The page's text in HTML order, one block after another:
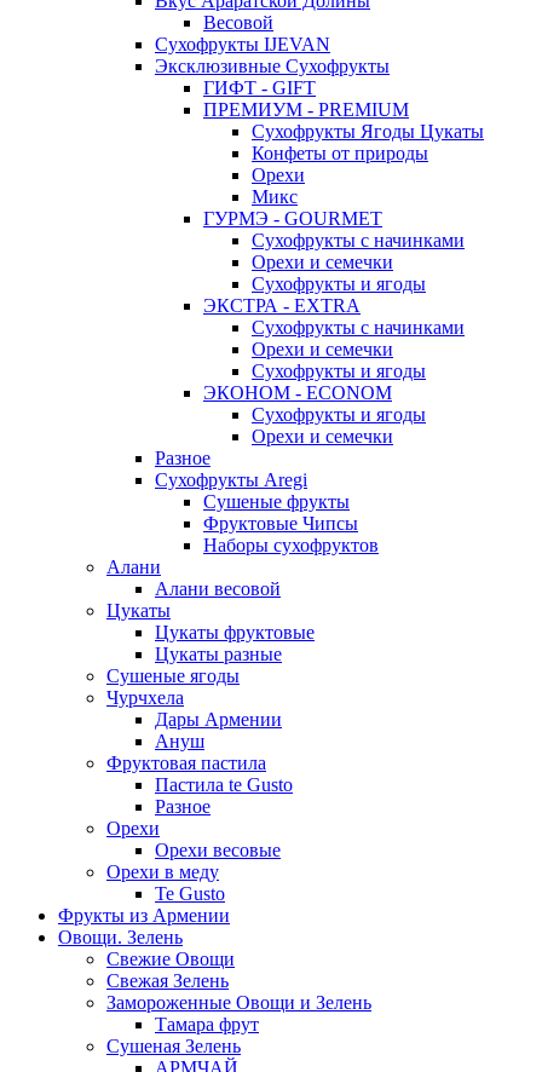
Весовой
Сухофрукты IJEVAN
Эксклюзивные Сухофрукты
ГИФТ - GIFT
ПРЕМИУМ - PREMIUM
Сухофрукты Ягоды Цукаты
Конфеты от природы
Орехи
Микс
ГУРМЭ - GOURMET
Сухофрукты с начинками
Орехи и семечки
Сухофрукты и ягоды
ЭКСТРА - EXTRA
Сухофрукты с начинками
Орехи и семечки
Сухофрукты и ягоды
ЭКОНОМ - ECONOM
Сухофрукты и ягоды
Орехи и семечки
Разное
Сухофрукты Aregi
Сушеные фрукты
Фруктовые Чипсы
Наборы сухофруктов
Алани
Алани весовой
Цукаты
Цукаты фруктовые
Цукаты разные
Сушеные ягоды
Чурчхела
Дары Армении
Ануш
Фруктовая пастила
Пастила te Gusto
Разное
Орехи
Орехи весовые
Орехи в меду
Te Gusto
Фрукты из Армении
Овощи. Зелень
Свежие Овощи
Свежая Зелень
Замороженные Овощи и Зелень
Тамара фрут
Сушеная Зелень
АРМЧАЙ